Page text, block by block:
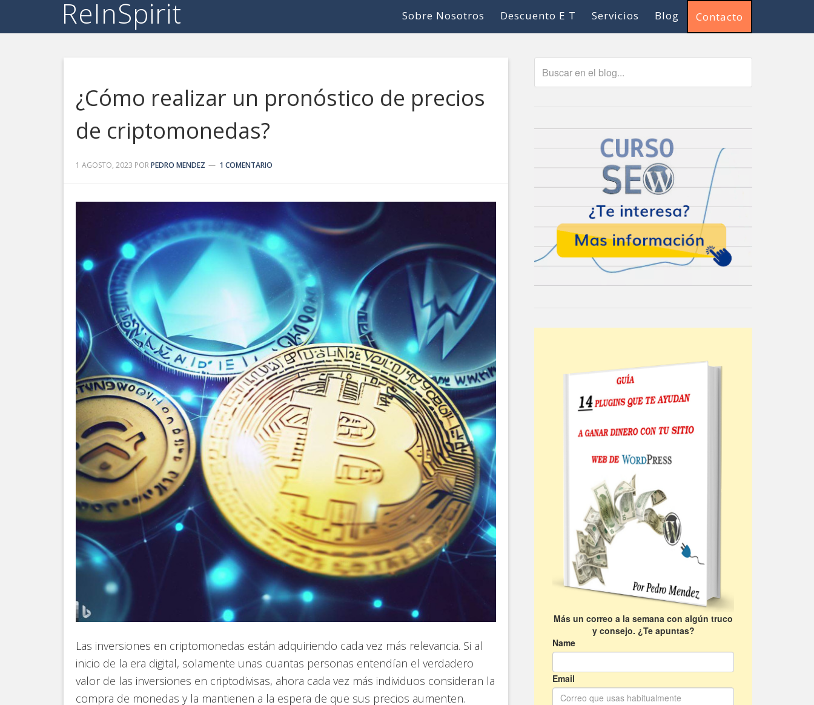
ReInSpirit Contacto
Blog
Servicios
Descuento E T
Sobre Nosotros
¿Cómo realizar un pronóstico de precios
de criptomonedas?
1 AGOSTO, 2023 PORPEDRO MENDEZ 1 COMENTARIO
Las inversiones en criptomonedas están adquiriendo cada vez más relevancia. Si al
inicio de la era digital, solamente unas cuantas personas entendían el verdadero
valor de las inversiones en criptodivisas, ahora cada vez más individuos consideran la
compra de monedas y la mantienen a la espera de que sus precios aumenten.